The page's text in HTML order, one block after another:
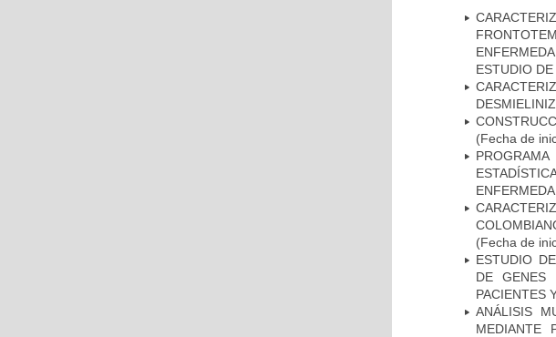
ESTUDIO
(Fecha de
(Fecha de
ESTUDIO
DE GENES
PACIENTES
ANÁLISIS
MEDIANTE